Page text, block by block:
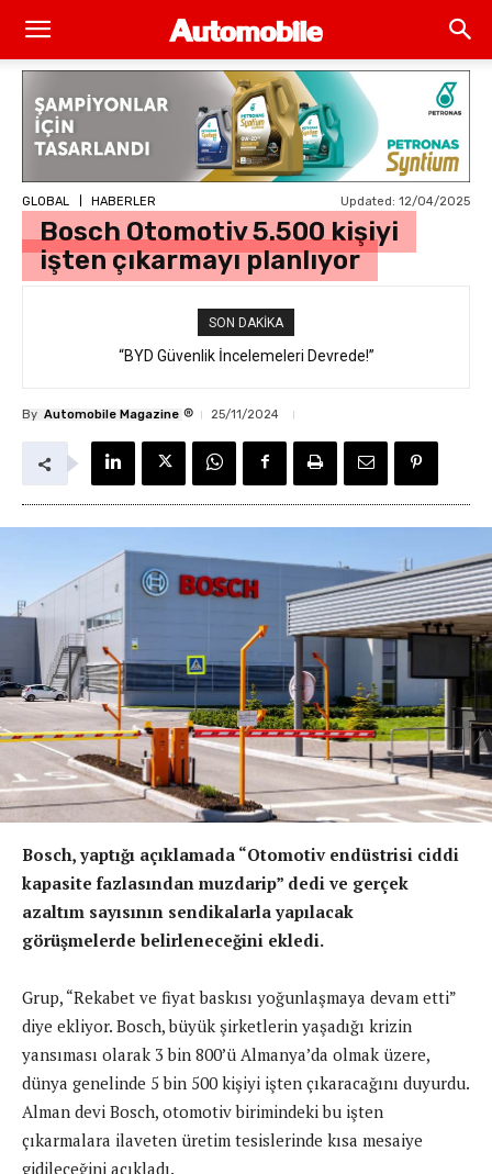
GLOBAL HABERLER Updated: 12/04/2025
Bosch Otomotiv 5.500 kişiyi
işten çıkarmayı planlıyor
SON DAKIKA
“BYD Güvenlik İncelemeleri Devrede!”
By Automobile Magazine ® 25/11/2024
Bosch, yaptığı açıklamada “Otomotiv endüstrisi ciddi
kapasite fazlasından muzdarip” dedi ve gerçek
azaltım sayısının sendikalarla yapılacak
görüşmelerde belirleneceğini ekledi.
Grup, “Rekabet ve fiyat baskısı yoğunlaşmaya devam etti”
diye ekliyor. Bosch, büyük şirketlerin yaşadığı krizin
yansıması olarak 3 bin 800’ü Almanya’da olmak üzere,
dünya genelinde 5 bin 500 kişiyi işten çıkaracağını duyurdu.
Alman devi Bosch, otomotiv birimindeki bu işten
çıkarmalara ilaveten üretim tesislerinde kısa mesaiye
gidileceğini açıkladı.